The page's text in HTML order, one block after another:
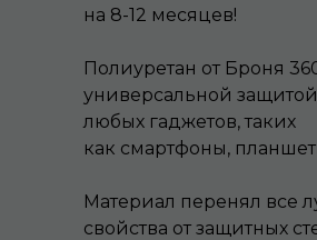
на 8-12 месяцев!
Полиуретан от Броня
универсальной
любых гаджетов, таких
как смартфоны,
Материал перенял все
свойства от защитных